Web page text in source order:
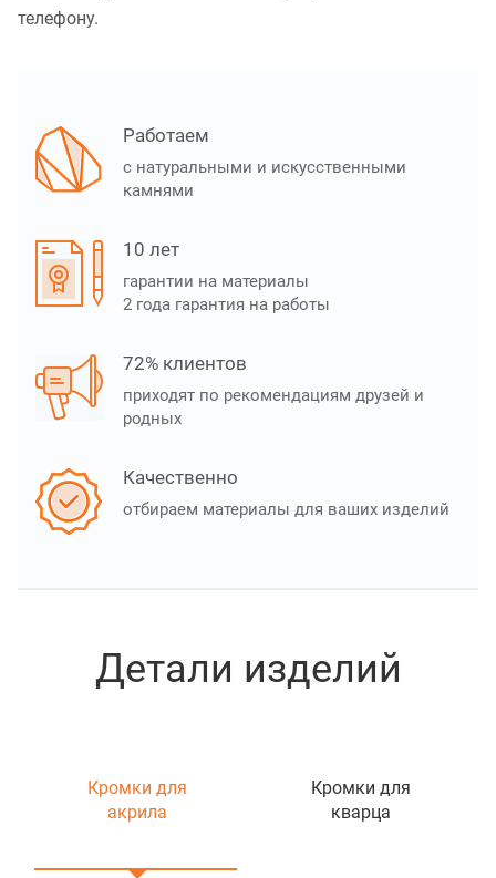
телефону.
Работаем
с натуральными и искусственными
камнями
10 лет
гарантии на материалы
2 года гарантия на работы
72% клиентов
приходят по рекомендациям друзей и
родных
Качественно
отбираем материалы для ваших изделий
Детали изделий
Кромки для
акрила
Кромки для
кварца